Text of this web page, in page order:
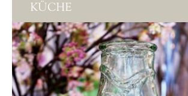
KÜCHE